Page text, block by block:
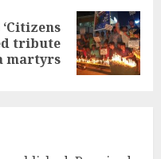
tribute
martyrs